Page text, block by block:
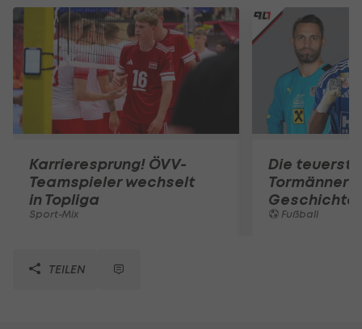
Karrieresprung! ÖVV-
Teamspieler wechselt
in Topliga
Sport-Mix
Die
Tormänner
Geschichte
Fußball
TEILEN